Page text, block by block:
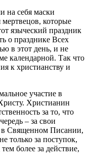
на себя маски
которые
языческий праздник
о празднике Всех
в этот день, и не
календарной. Так что
к христианству и
участие в
Христианин
за то, что
– за свои
в Священном Писании,
только за поступок,
более за действие,